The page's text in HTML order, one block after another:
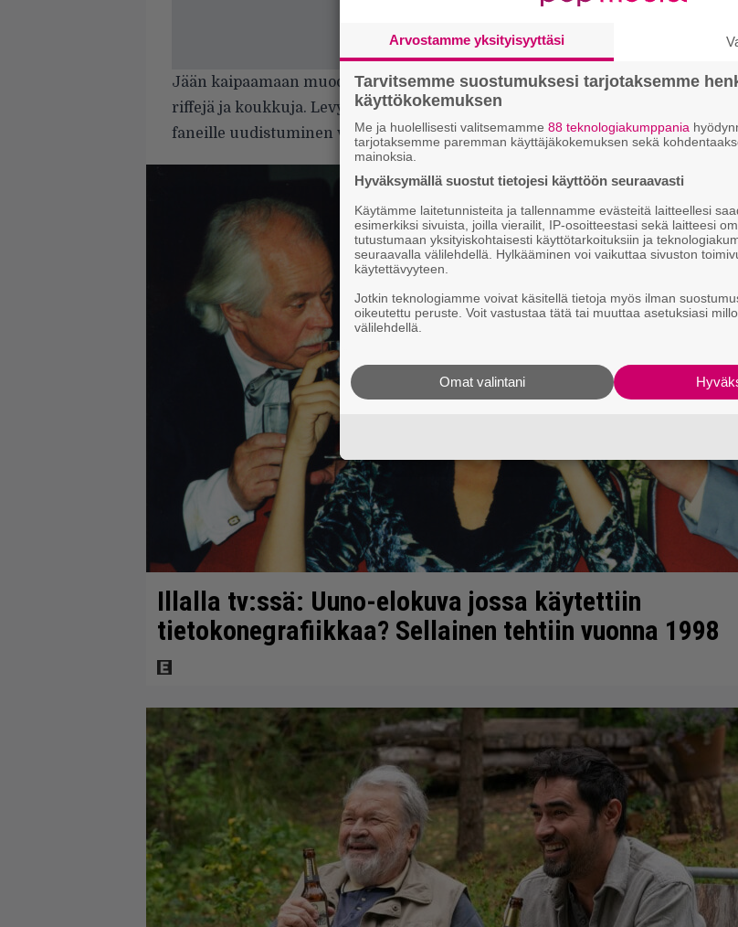
Jään kaipaamaan muodonmuu­toksen kokeneen Kadavarin levyltä
riffejä ja koukkuja. Levy on hyvä mutta ei erinomainen, ja puritaanisimmille
faneille uudistu­minen voi olla karkottava tekijä.
Illalla tv:ssä: Uuno-elokuva jossa käytettiin
tietokonegrafiikkaa? Sellainen tehtiin vuonna 1998
Arvostamme yksityisyyttäsi
Tarvitsemme suostumuksesi tarjotaksemme
käyttökokemuksen
Me ja huolellisesti valitsemamme 88 teknologiakumppania
tarjotaksemme paremman käyttäjäkokemuksen sekä
mainoksia.
Hyväksymällä suostut tietojesi käyttöön seuraavasti
Käytämme laitetunnisteita ja tallennamme evästeitä laitteellesi
esimerkiksi sivuista, joilla vierailit, IP-osoitteestasi sekä laitteesi
tutustumaan yksityiskohtaisesti käyttötarkoituksiin ja
seuraavalla välilehdellä. Hylkääminen voi vaikuttaa sivuston
käytettävyyteen.
Jotkin teknologiamme voivat käsitellä tietoja myös ilman
oikeutettu peruste. Voit vastustaa tätä tai muuttaa asetuksiasi
välilehdellä.
Omat valintani